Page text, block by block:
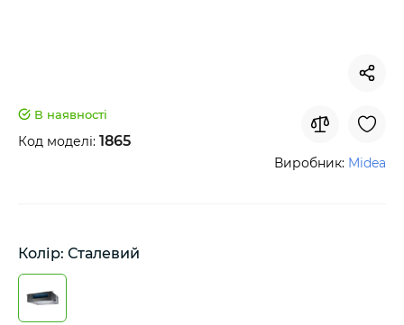
В наявності
Код моделі: 1865
Виробник: Midea
Колір: Сталевий